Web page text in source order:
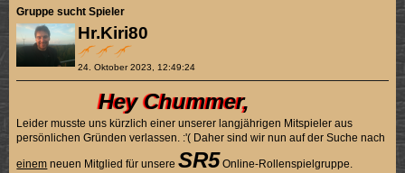
Hr.Kiri80
24. Oktober 2023, 12:49:24
Gruppe sucht Spieler
Hey Chummer,
Leider musste uns kürzlich einer unserer langjährigen Mitspieler aus
persönlichen Gründen verlassen. :'( Daher sind wir nun auf der Suche nach
einem neuen Mitglied für unsereSR5Online-Rollenspielgruppe.